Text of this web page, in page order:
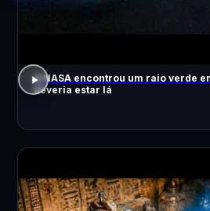
A NASA encontrou um raio verde
deveria estar lá